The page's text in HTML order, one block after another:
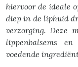
hiervoor de ideale
diep in de liphuid
verzorging. Deze
lippenbalsems
voedende